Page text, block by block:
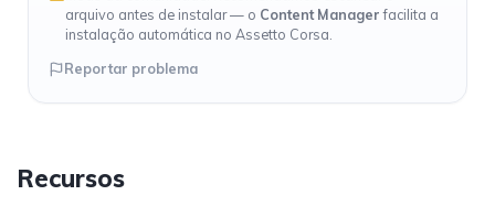
arquivo antes de instalar — o Content Managerfacilita a
instalação automática no Assetto Corsa.
Reportar problema
Recursos